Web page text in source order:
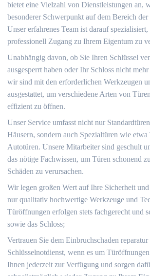
bietet eine Vielzahl von Dienstleistungen an,
besonderer Schwerpunkt auf dem Bereich
Unser erfahrenes Team ist darauf
professionell Zugang zu Ihrem Eigentum zu
Unabhängig davon, ob Sie Ihren Schlüssel
ausgesperrt haben oder Ihr Schloss nicht
wir sind mit den erforderlichen Werkzeugen
ausgestattet, um verschiedene Arten von
effizient zu öffnen.​
Unser Service umfasst nicht nur
Häusern, sondern auch Spezialtüren wie etwa
Autotüren.​ Unsere Mitarbeiter sind geschult
das nötige Fachwissen, um Türen schonend
Schäden zu verursachen.​
Wir legen großen Wert auf Ihre Sicherheit
nur qualitativ hochwertige Werkzeuge und
Türöffnungen erfolgen stets fachgerecht und
sowie das Schloss;
Vertrauen Sie dem Einbruchschaden
Schlüsselnotdienst, wenn es um
Ihnen jederzeit zur Verfügung und sorgen